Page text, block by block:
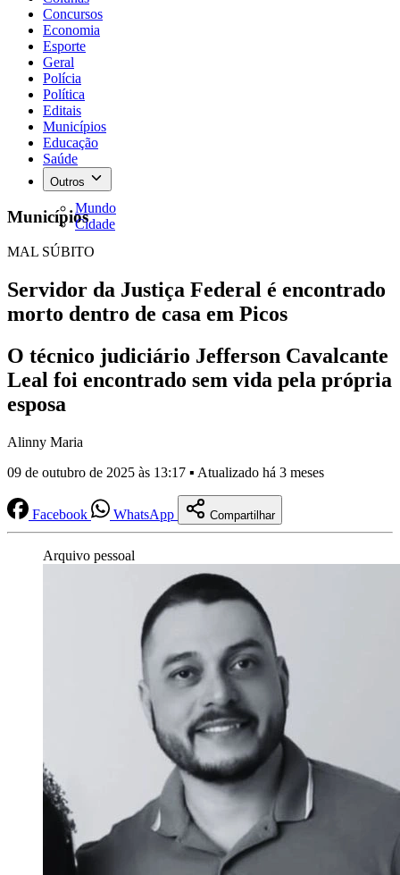
Concursos
Economia
Esporte
Geral
Polícia
Política
Editais
Municípios
Educação
Saúde
Outros
Mundo
Cidade
Municípios
MAL SÚBITO
Servidor da Justiça Federal é encontrado
morto dentro de casa em Picos
O técnico judiciário Jefferson Cavalcante
Leal foi encontrado sem vida pela própria
esposa
Alinny Maria
09 de outubro de 2025 às 13:17 ▪ Atualizado há 3 meses
Facebook WhatsApp Compartilhar
Arquivo pessoal